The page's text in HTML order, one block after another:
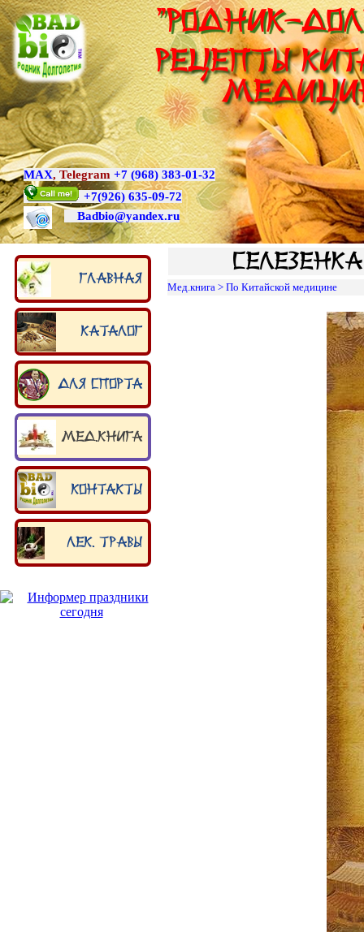
Рецепты
"Родник-
MAX, Telegram +7 (968) 383-01-32
+7(926) 635-09-72
Badbio@yandex.ru
Главная
Каталог
Для спорта
Мед.книга
Контакты
Лек. травы
Мед.книга >По Китайской медицине